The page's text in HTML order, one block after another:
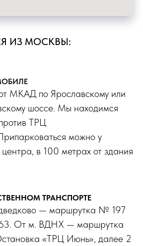
ИЗ МОСКВЫ:
МКАД по Ярославскому или
шоссе. Мы находимся
ТРЦ
можно у
центра, в 100 метрах от здания
ТРАНСПОРТЕ
— маршрутка № 197
От м. ВДНХ — маршрутка
«ТРЦ Июнь», далее 2